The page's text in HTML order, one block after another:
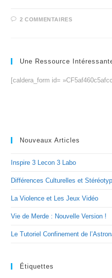
2 COMMENTAIRES
Une Ressource
[caldera_form id=
Nouveaux Articles
Inspire 3 Lecon 3 Labo
Différences Culturelles et
La Violence et Les Jeux Vidéo
Vie de Merde : Nouvelle Version !
Le Tutoriel Confinement de
Étiquettes